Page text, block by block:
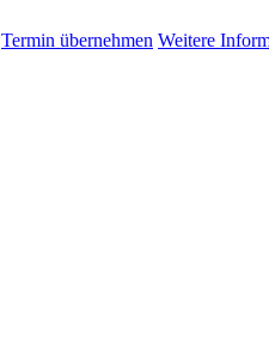
Termin übernehmen Weitere